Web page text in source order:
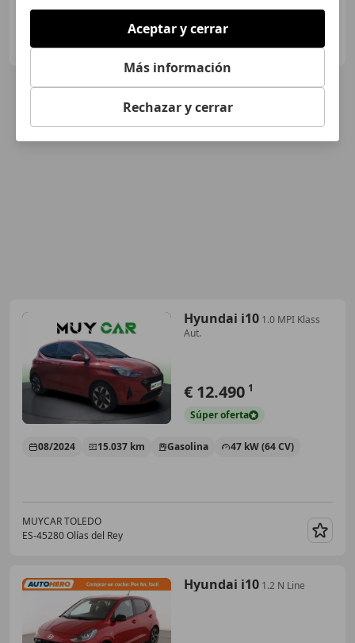
GRUPO FLEXICAR VALENCIA.
ES-46980 PATERNA
Hyundai i10 1.0 MPI Klass
Aut.
€ 12.490 1
Súperoferta
08/2024 15.037 km Gasolina 47 kW (64 CV)
MUYCAR TOLEDO
ES-45280 Olías del Rey
Hyundai i10 1.2 N Line
Aceptar y cerrar
Más información
Rechazar y cerrar